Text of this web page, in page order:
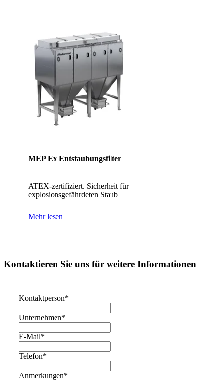
MEP Ex Entstaubungsfilter
ATEX-zertifiziert. Sicherheit für
explosionsgefährdeten Staub
Mehr lesen
Kontaktieren Sie uns für weitere Informationen
Kontaktperson*
Unternehmen*
E-Mail*
Telefon*
Anmerkungen*